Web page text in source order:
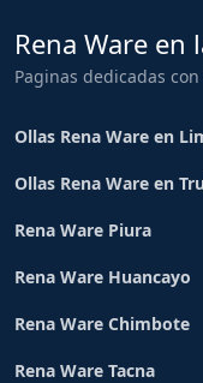
Rena Ware
Paginas dedicadas
Ollas Rena Ware en
Ollas Rena Ware en
Rena Ware Piura
Rena Ware Huancayo
Rena Ware Chimbote
Rena Ware Tacna